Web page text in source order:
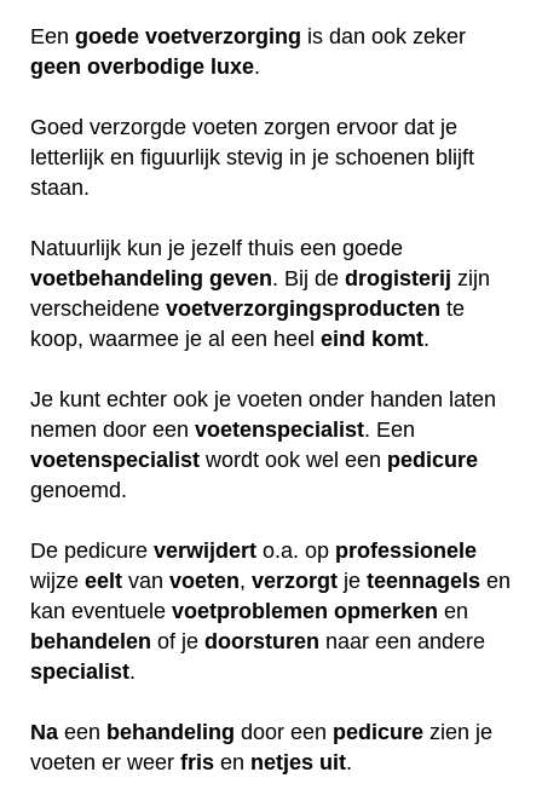
Een goede voetverzorging is dan ook zeker
geen overbodige luxe.
Goed verzorgde voeten zorgen ervoor dat je
letterlijk en figuurlijk stevig in je schoenen blijft
staan.
Natuurlijk kun je jezelf thuis een goede
voetbehandeling geven. Bij de drogisterij zijn
verscheidene voetverzorgingsproducten te
koop, waarmee je al een heel eind komt.
Je kunt echter ook je voeten onder handen laten
nemen door een voetenspecialist. Een
voetenspecialist wordt ook wel een pedicure
genoemd.
De pedicure verwijdert o.a. op professionele
wijze eelt van voeten, verzorgt je teennagels en
kan eventuele voetproblemen opmerken en
behandelen of je doorsturen naar een andere
specialist.
Na een behandeling door een pedicure zien je
voeten er weer fris en netjes uit.